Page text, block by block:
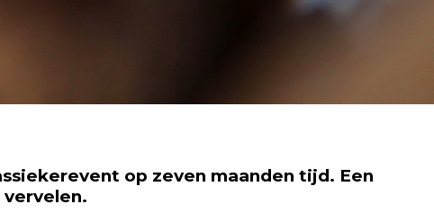
op zeven maanden tijd. Een